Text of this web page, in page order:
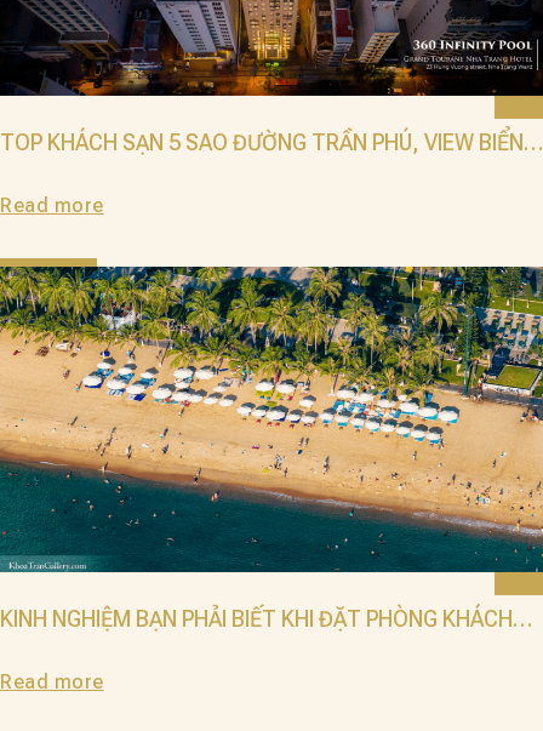
TOP KHÁCH SẠN 5 SAO ĐƯỜNG TRẦN PHÚ, VIEW BIỂN
Read more
KINH NGHIỆM BẠN PHẢI BIẾT KHI ĐẶT PHÒNG KHÁCH
Read more